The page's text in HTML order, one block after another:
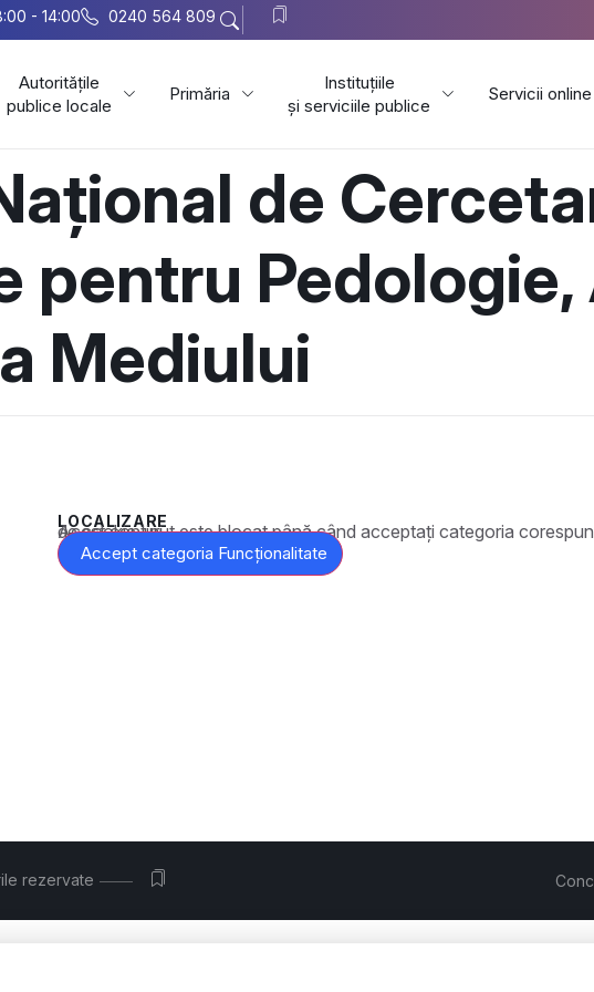
- 14:00 0240 564 809
Autoritățile
publice locale
Primăria
Instituțiile
și serviciile publice
Servicii online
de
pentru
Mediului
LOCALIZARE
Acest conținut este blocat până când acceptați categoria corespunzătoare de cookie-uri.
Accept categoria Funcționalitate
rezervate